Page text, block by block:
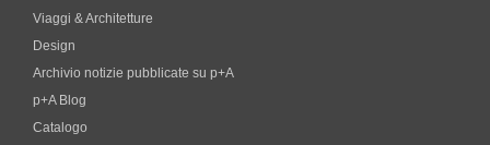
Viaggi & Architetture
Design
Archivio notizie pubblicate su p+A
p+A Blog
Catalogo